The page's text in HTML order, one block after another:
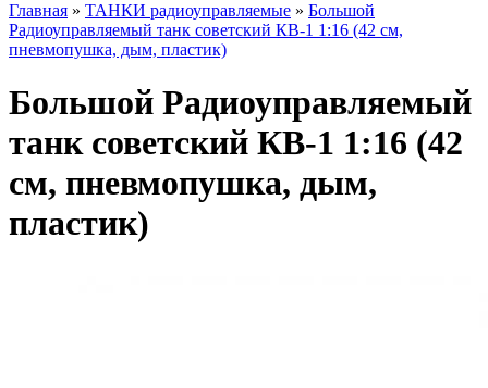
Главная » ТАНКИ радиоуправляемые » Большой
Радиоуправляемый танк советский КВ-1 1:16 (42 см,
пневмопушка, дым, пластик)
Большой Радиоуправляемый
танк советский КВ-1 1:16 (42
см, пневмопушка, дым,
пластик)